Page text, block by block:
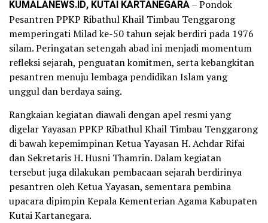
KUMALANEWS.ID, KUTAI KARTANEGARA– Pondok
Pesantren PPKP Ribathul Khail Timbau Tenggarong
memperingati Milad ke-50 tahun sejak berdiri pada 1976
silam. Peringatan setengah abad ini menjadi momentum
refleksi sejarah, penguatan komitmen, serta kebangkitan
pesantren menuju lembaga pendidikan Islam yang
unggul dan berdaya saing.
Rangkaian kegiatan diawali dengan apel resmi yang
digelar Yayasan PPKP Ribathul Khail Timbau Tenggarong
di bawah kepemimpinan Ketua Yayasan H. Achdar Rifai
dan Sekretaris H. Husni Thamrin. Dalam kegiatan
tersebut juga dilakukan pembacaan sejarah berdirinya
pesantren oleh Ketua Yayasan, sementara pembina
upacara dipimpin Kepala Kementerian Agama Kabupaten
Kutai Kartanegara.